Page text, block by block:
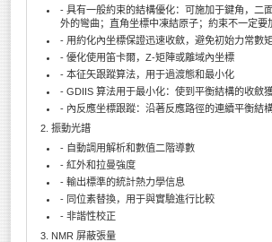
- 具有一般約束的結構優化：可施加于鍵角，二
外的彎曲；直角坐標中凍結原子；約束不一定要
- 用約化內坐標保證迅速收斂，避免初始力常數
- 優化使用笛卡爾，Z-矩陣或離域內坐標
- 本征矢跟蹤算法，用于過渡態和最小化
- GDIIS 算法用于最小化：使到平衡結構的收斂
- 內反應坐標跟蹤：沿著反應路徑的連續平衡結
2. 振動光譜
- 自動調用解析和數值二階導數
- 紅外和拉曼強度
- 輸出標準的統計熱力學信息
- 同位素替換，用于與實驗進行比較
- 非諧性校正
3. NMR 屏蔽張量